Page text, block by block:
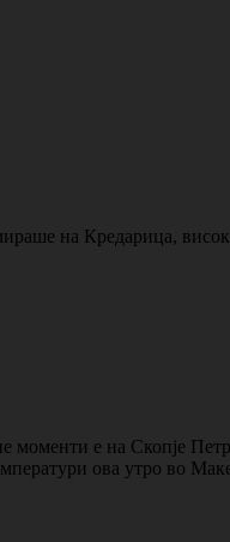
на Кредарица,
моменти е на Скопје
ова утро во